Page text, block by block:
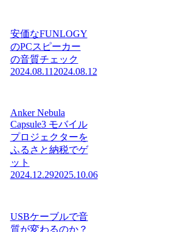
安価なFUNLOGY
のPCスピーカー
の音質チェック
2024.08.112024.08.12
Anker Nebula
Capsule3 モバイル
プロジェクターを
ふるさと納税でゲ
ット
2024.12.292025.10.06
USBケーブルで音
質が変わるのか？